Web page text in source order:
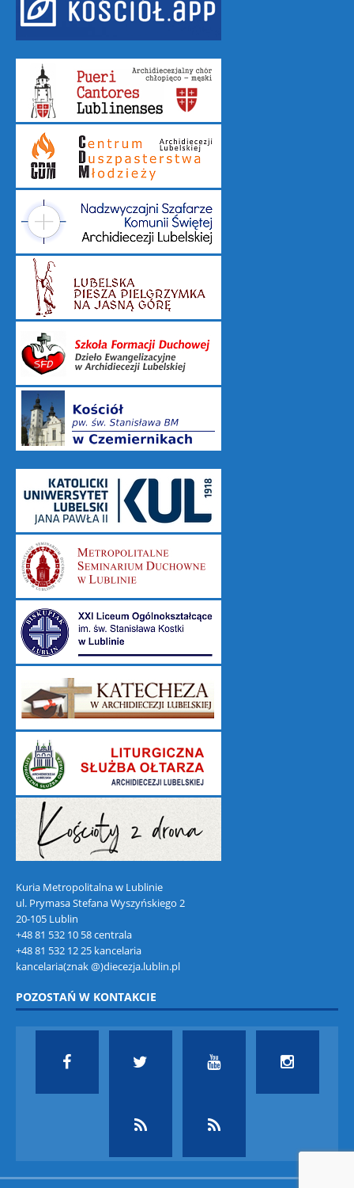
Kuria Metropolitalna w Lublinie
ul. Prymasa Stefana Wyszyńskiego 2
20-105 Lublin
+48 81 532 10 58 centrala
+48 81 532 12 25 kancelaria
kancelaria(znak @)diecezja.lublin.pl
POZOSTAŃ W KONTAKCIE